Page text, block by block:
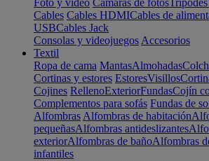
Foto y vídeo Cámaras de fotosTrípodes
Cables Cables HDMICables de
USBCables Jack
Consolas y videojuegos Accesorios
Textil
Ropa de cama MantasAlmohadas
Cortinas y estores EstoresVisillos
Cojines RellenoExteriorFundasCojín
Complementos para sofás Fundas de
Alfombras Alfombras de habitación
pequeñasAlfombras antideslizantes
exteriorAlfombras de bañoAlfombras
infantiles